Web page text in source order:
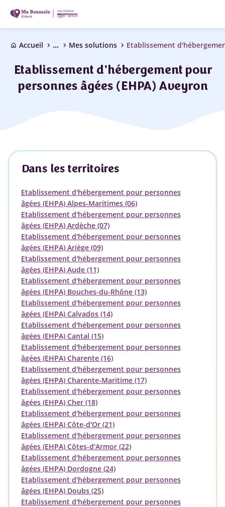
home Accueil chevron_right ... chevron_right Mes solutions chevron_right
Etablissement d'hébergement pour
personnes âgées (EHPA) Aveyron
Dans les territoires
Etablissement d'hébergement pour personnes
âgées (EHPA) Alpes-Maritimes (06)
Etablissement d'hébergement pour personnes
âgées (EHPA) Ardèche (07)
Etablissement d'hébergement pour personnes
âgées (EHPA) Ariège (09)
Etablissement d'hébergement pour personnes
âgées (EHPA) Aude (11)
Etablissement d'hébergement pour personnes
âgées (EHPA) Bouches-du-Rhône (13)
Etablissement d'hébergement pour personnes
âgées (EHPA) Calvados (14)
Etablissement d'hébergement pour personnes
âgées (EHPA) Cantal (15)
Etablissement d'hébergement pour personnes
âgées (EHPA) Charente (16)
Etablissement d'hébergement pour personnes
âgées (EHPA) Charente-Maritime (17)
Etablissement d'hébergement pour personnes
âgées (EHPA) Cher (18)
Etablissement d'hébergement pour personnes
âgées (EHPA) Côte-d'Or (21)
Etablissement d'hébergement pour personnes
âgées (EHPA) Côtes-d'Armor (22)
Etablissement d'hébergement pour personnes
âgées (EHPA) Dordogne (24)
Etablissement d'hébergement pour personnes
âgées (EHPA) Doubs (25)
Etablissement d'hébergement pour personnes